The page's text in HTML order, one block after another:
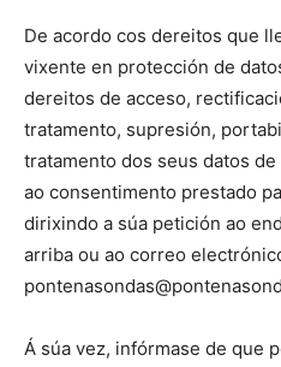
De acordo cos dereitos que
vixente en protección de
dereitos de acceso,
tratamento, supresión,
tratamento dos seus datos
ao consentimento prestado
dirixindo a súa petición ao
arriba ou ao correo
Á súa vez, infórmase de que